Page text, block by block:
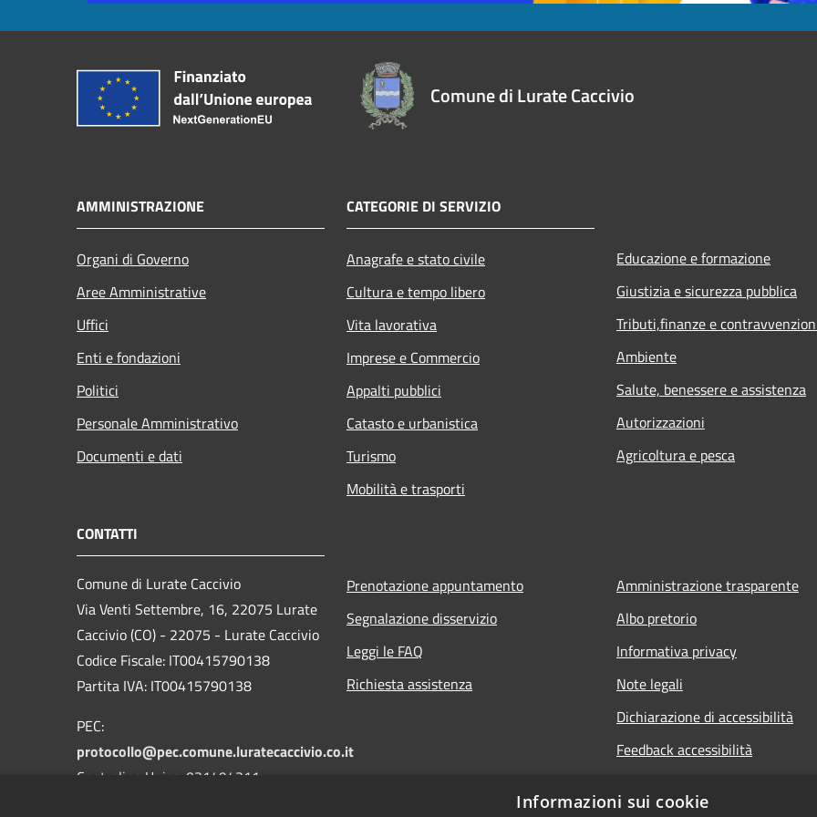
Comune di Lurate Caccivio
AMMINISTRAZIONE
Organi di Governo
Aree Amministrative
Uffici
Enti e fondazioni
Politici
Personale Amministrativo
Documenti e dati
CATEGORIE DI SERVIZIO
Anagrafe e stato civile
Cultura e tempo libero
Vita lavorativa
Imprese e Commercio
Appalti pubblici
Catasto e urbanistica
Turismo
Mobilità e trasporti
Educazione e formazione
Giustizia e sicurezza pubblica
Tributi,finanze e
Ambiente
Salute, benessere e assistenza
Autorizzazioni
Agricoltura e pesca
CONTATTI
Comune di Lurate Caccivio
Via Venti Settembre, 16, 22075 Lurate
Caccivio (CO) - 22075 - Lurate Caccivio
Codice Fiscale: IT00415790138
Partita IVA: IT00415790138
PEC:
protocollo@pec.comune.luratecaccivio.co.it
Centralino Unico: 031494311
Prenotazione appuntamento
Segnalazione disservizio
Leggi le FAQ
Richiesta assistenza
Amministrazione trasparente
Albo pretorio
Informativa privacy
Note legali
Dichiarazione di accessibilità
Feedback accessibilità
Informazioni sui cookie